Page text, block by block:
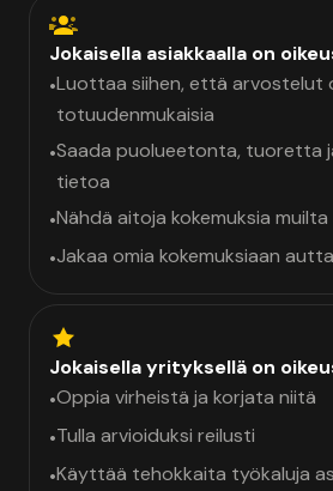
Jokaisella asiakkaalla on
•Luottaa siihen, että arvostelut
totuudenmukaisia
•Saada puolueetonta, tuoretta
tietoa
•Nähdä aitoja kokemuksia
•Jakaa omia kokemuksiaan
Jokaisella yrityksellä on
•Oppia virheistä ja korjata niitä
•Tulla arvioiduksi reilusti
•Käyttää tehokkaita työkaluja